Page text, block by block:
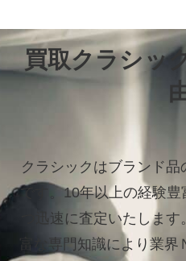
買取クラシッ
クラシックはブランド品
です。10年以上の経験
つ迅速に査定いたします。
富な専門知識により業界